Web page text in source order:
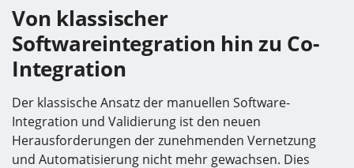
Von klassischer
Softwareintegration hin zu Co-
Integration
Der klassische Ansatz der manuellen Software-
Integration und Validierung ist den neuen
Herausforderungen der zunehmenden Vernetzung
und Automatisierung nicht mehr gewachsen. Dies